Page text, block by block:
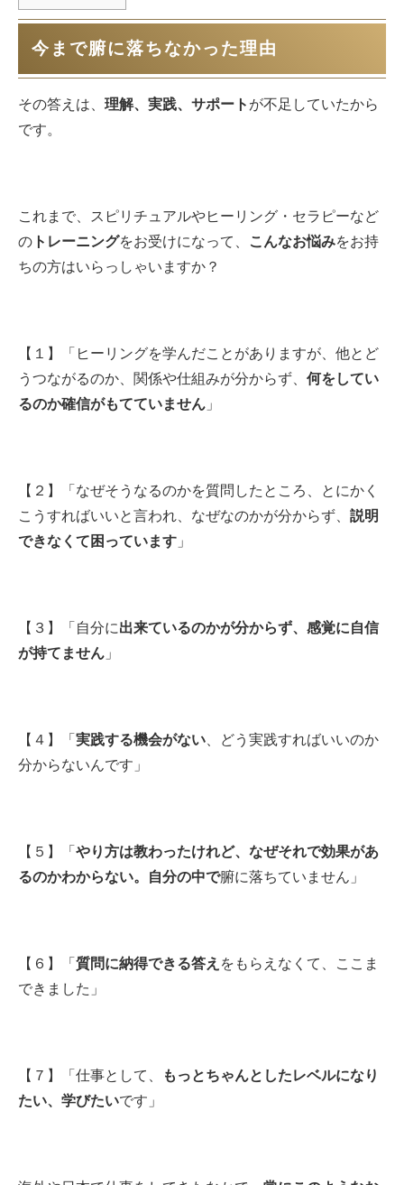
今まで腑に落ちなかった理由
その答えは、理解、実践、サポート が不足していたから
です。
これまで、スピリチュアルやヒーリング・セラピーなど
の トレーニングをお受けになって、 こんなお悩みをお持
ちの方はいらっしゃいますか？
【１】「ヒーリングを学んだことがありますが、他とど
うつながるのか、関係や仕組みが分からず、何をしてい
るのか確信がもてていません 」
【２】「なぜそうなるのかを質問したところ、とにかく
こうすればいいと言われ、なぜなのかが分からず、説明
できなくて困っています 」
【３】「自分に出来ているのかが分からず、感覚に自信
が持てません 」
【４】「実践する機会がない、どう実践すればいいのか
分からないんです」
【５】「やり方は教わったけれど、なぜそれで効果があ
るのかわからない。自分の中で腑に落ちていません」
【６】「質問に納得できる答え をもらえなくて、ここま
できました」
【７】「仕事として、 もっとちゃんとしたレベルになり
たい、学びたいです」